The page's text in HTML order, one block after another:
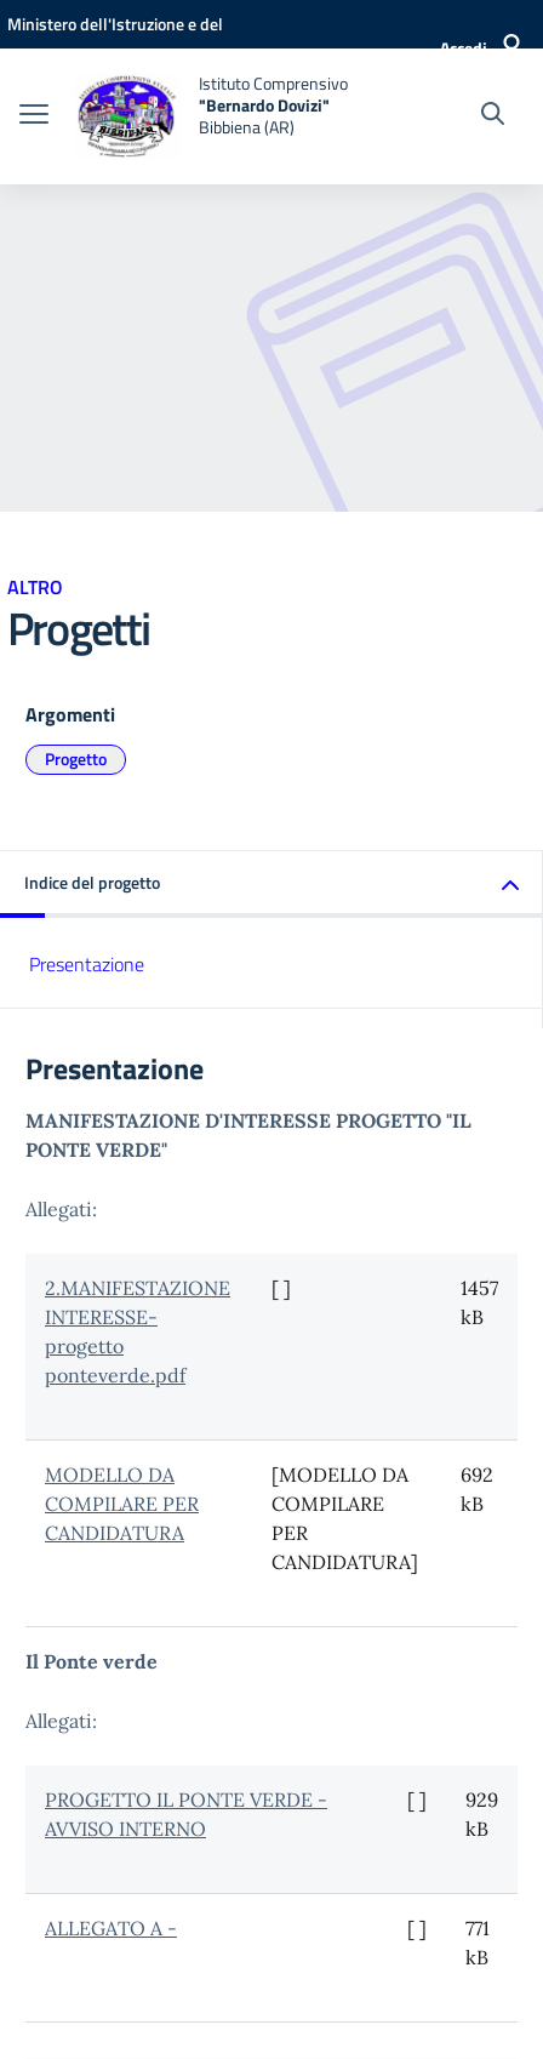
Vai ai contenuti
Vai al menu di navigazione
Vai al footer
Ministero dell'Istruzione e del
Accedi
Istituto Comprensivo
"Bernardo Dovizi"
Bibbiena (AR)
ALTRO
Progetti
Argomenti
Progetto
Indice del progetto
Presentazione
Presentazione
MANIFESTAZIONE D'INTERESSE PROGETTO "IL
PONTE VERDE"
Allegati:
2.MANIFESTAZIONE
INTERESSE-
progetto
ponteverde.pdf
[ ]
1457
kB
MODELLO DA
COMPILARE PER
CANDIDATURA
[MODELLO DA
COMPILARE
PER
CANDIDATURA]
692
kB
Il Ponte verde
Allegati:
PROGETTO IL PONTE VERDE -
AVVISO INTERNO
[ ]
929
kB
ALLEGATO A - [ ]
771
kB